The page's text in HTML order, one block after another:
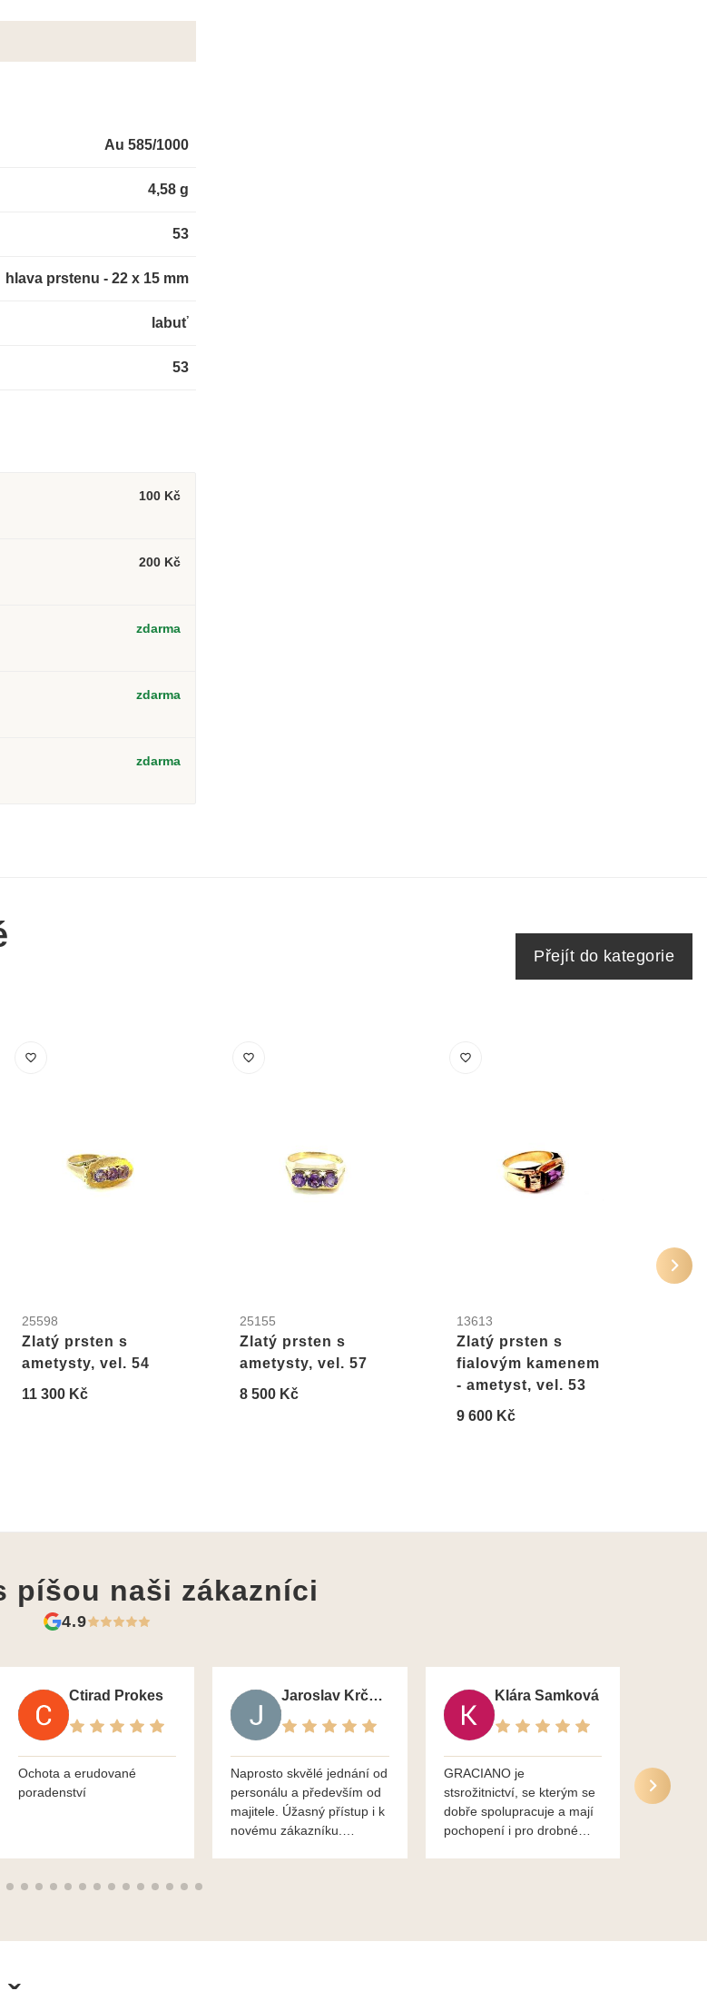
Au 585/1000
4,58 g
53
hlava prstenu - 22 x 15 mm
labuť
53
100 Kč
200 Kč
zdarma
zdarma
zdarma
Přejít do kategorie
25598
Zlatý prsten s
ametysty, vel. 54
11 300 Kč
25155
Zlatý prsten s
ametysty, vel. 57
8 500 Kč
13613
Zlatý prsten s
fialovým kamenem
- ametyst, vel. 53
9 600 Kč
píšou naši zákazníci
4.9
Ctirad Prokes
Ochota a erudované
poradenství
Jaroslav Krčma
Naprosto skvělé jednání od
personálu a především od
majitele. Úžasný přístup i k
novému zákazníku.
Klára Samková
GRACIANO je
stsrožitnictví, se kterým se
dobře spolupracuje a mají
pochopení i pro drobné
Služby
jsou po